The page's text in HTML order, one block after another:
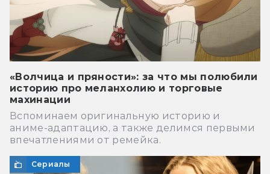
«Волчица и пряности»: за что мы полюбили
историю про меланхолию и торговые
махинации
Вспоминаем оригинальную историю и
аниме-адаптацию, а также делимся первыми
впечатлениями от ремейка.
Сериалы